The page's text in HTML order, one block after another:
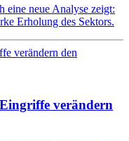
eine neue Analyse zeigt:
Erholung des Sektors.
verändern